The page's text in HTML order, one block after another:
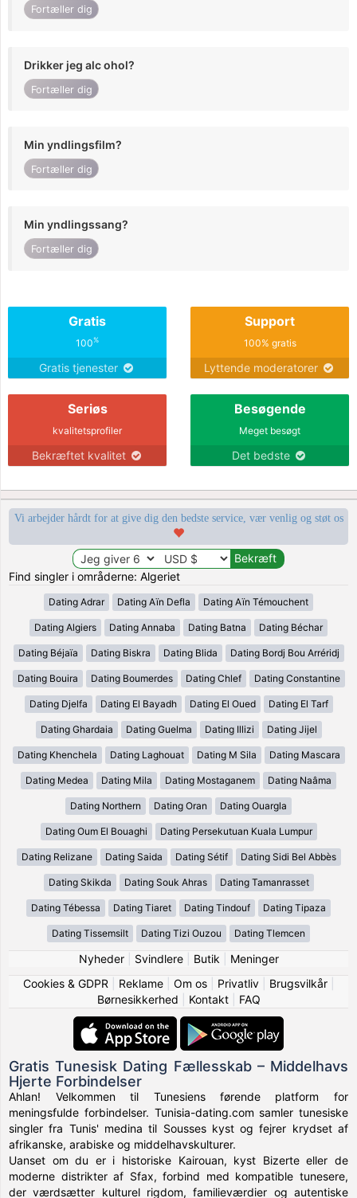
Fortæller dig
Drikker jeg alc ohol?
Fortæller dig
Min yndlingsfilm?
Fortæller dig
Min yndlingssang?
Fortæller dig
Gratis
100%
Gratis tjenester
Support
100% gratis
Lyttende moderatorer
Seriøs
kvalitetsprofiler
Bekræftet kvalitet
Besøgende
Meget besøgt
Det bedste
Vi arbejder hårdt for at give dig den bedste service, vær venlig og støt os
Find singler i områderne: Algeriet
Dating Adrar Dating Aïn Defla Dating Aïn Témouchent
Dating Algiers Dating Annaba Dating Batna Dating Béchar
Dating Béjaïa Dating Biskra Dating Blida Dating Bordj Bou Arréridj
Dating Bouira Dating Boumerdes Dating Chlef Dating Constantine
Dating Djelfa Dating El Bayadh Dating El Oued Dating El Tarf
Dating Ghardaia Dating Guelma Dating Illizi Dating Jijel
Dating Khenchela Dating Laghouat Dating M Sila Dating Mascara
Dating Medea Dating Mila Dating Mostaganem Dating Naâma
Dating Northern Dating Oran Dating Ouargla
Dating Oum El Bouaghi Dating Persekutuan Kuala Lumpur
Dating Relizane Dating Saida Dating Sétif Dating Sidi Bel Abbès
Dating Skikda Dating Souk Ahras Dating Tamanrasset
Dating Tébessa Dating Tiaret Dating Tindouf Dating Tipaza
Dating Tissemsilt Dating Tizi Ouzou Dating Tlemcen
Nyheder| Svindlere| Butik
Meninger
Cookies & GDPR
Reklame| Om os| Privatliv| Brugsvilkår|
Børnesikkerhed
Kontakt| FAQ
Gratis Tunesisk Dating Fællesskab – Middelhavs
Hjerte Forbindelser
Ahlan! Velkommen til Tunesiens førende platform for
meningsfulde forbindelser. Tunisia-dating.com samler tunesiske
singler fra Tunis' medina til Sousses kyst og fejrer krydset af
afrikanske, arabiske og middelhavskulturer.
Uanset om du er i historiske Kairouan, kyst Bizerte eller de
moderne distrikter af Sfax, forbind med kompatible tunesere,
der værdsætter kulturel rigdom, familieværdier og autentiske